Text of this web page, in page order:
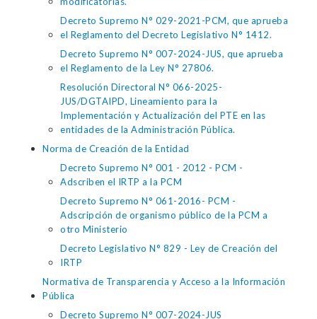
Decreto Supremo N° 029-2021-PCM, que aprueba
el Reglamento del Decreto Legislativo N° 1412.
Decreto Supremo N° 007-2024-JUS, que aprueba
el Reglamento de la Ley N° 27806.
Resolución Directoral N° 066-2025-
JUS/DGTAIPD, Lineamiento para la
Implementación y Actualización del PTE en las
entidades de la Administración Pública.
Norma de Creación de la Entidad
Decreto Supremo N° 001 - 2012 - PCM -
Adscriben el IRTP a la PCM
Decreto Supremo N° 061-2016- PCM -
Adscripción de organismo público de la PCM a
otro Ministerio
Decreto Legislativo N° 829 - Ley de Creación del
IRTP
Normativa de Transparencia y Acceso a la Información
Pública
Decreto Supremo N° 007-2024-JUS